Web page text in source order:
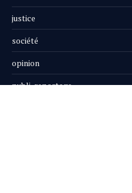
justice
société
opinion
publi-reportage